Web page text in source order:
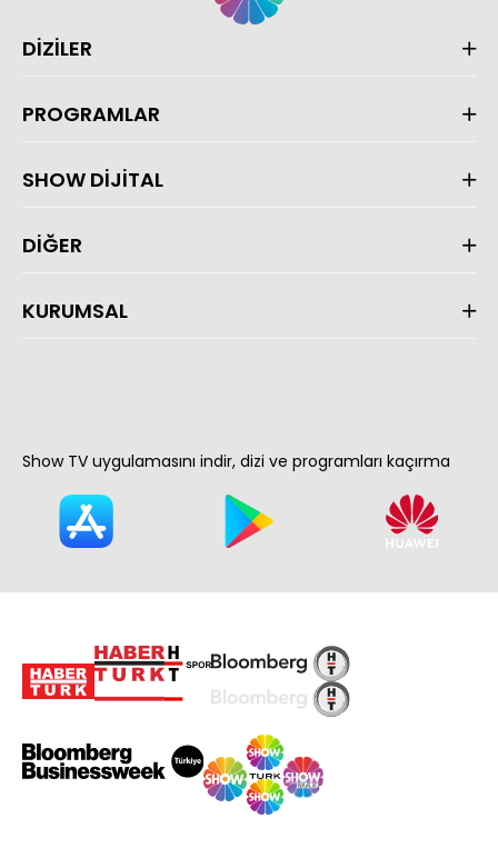
DİZİLER
PROGRAMLAR
SHOW DİJİTAL
DİĞER
KURUMSAL
Show TV uygulamasını indir, dizi ve programları kaçırma